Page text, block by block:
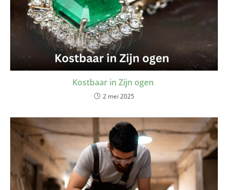
Kostbaar in Zijn ogen
2 mei 2025